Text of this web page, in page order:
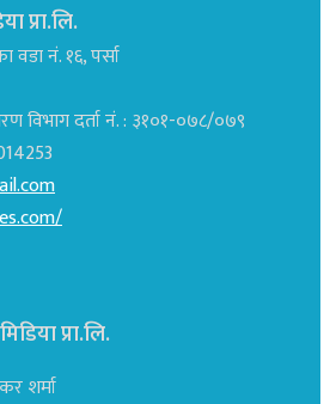
प्रा.लि.
वडा नं. १६, पर्सा
विभाग दर्ता नं. : ३१०१-०७८/०७९
प्रा‍.लि.